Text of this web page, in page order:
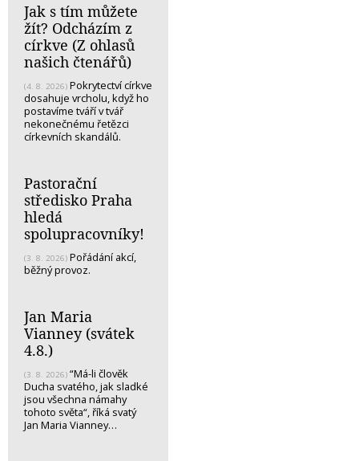
Jak s tím můžete
žít? Odcházím z
církve (Z ohlasů
našich čtenářů)
(4. 8. 2026) Pokrytectví církve
dosahuje vrcholu, když ho
postavíme tváří v tvář
nekonečnému řetězci
církevních skandálů.
Pastorační
středisko Praha
hledá
spolupracovníky!
(3. 8. 2026) Pořádání akcí,
běžný provoz.
Jan Maria
Vianney (svátek
4.8.)
(3. 8. 2026) “Má-li člověk
Ducha svatého, jak sladké
jsou všechna námahy
tohoto světa“, říká svatý
Jan Maria Vianney…